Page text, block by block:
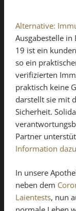
Alternative:
Ausgabestelle
19 ist ein
so ein
verifizierten
praktisch keine
darstellt sie mit
Sicherheit.
Partner
Information
In unsere
neben dem
Laientests, nun